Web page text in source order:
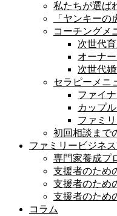
私たちが選ば
「ヤンキー
コーチングメ
次世代
オーナ
次世代
セラピーメニ
ファイ
カップ
ファミ
初回相談まで
ファミリービジネ
専門家養成プ
支援者のため
支援者のため
支援者のため
コラム